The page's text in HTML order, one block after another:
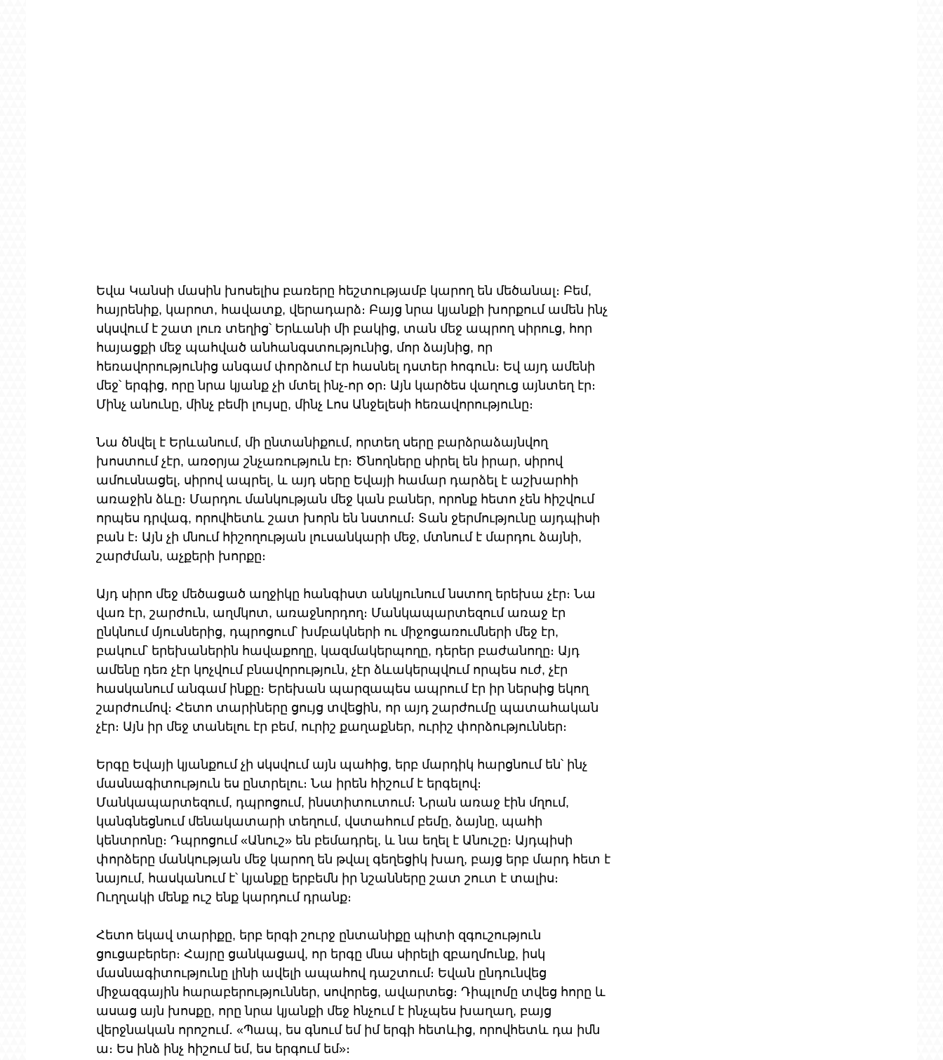
Եվա Կանսի մասին խոսելիս բառերը հեշտությամբ կարող են մեծանալ։ Բեմ,
հայրենիք, կարոտ, հավատք, վերադարձ։ Բայց նրա կյանքի խորքում ամեն ինչ
սկսվում է շատ լուռ տեղից՝ Երևանի մի բակից, տան մեջ ապրող սիրուց, հոր
հայացքի մեջ պահված անհանգստությունից, մոր ձայնից, որ
հեռավորությունից անգամ փորձում էր հասնել դստեր հոգուն։ Եվ այդ ամենի
մեջ՝ երգից, որը նրա կյանք չի մտել ինչ-որ օր։ Այն կարծես վաղուց այնտեղ էր։
Մինչ անունը, մինչ բեմի լույսը, մինչ Լոս Անջելեսի հեռավորությունը։
Նա ծնվել է Երևանում, մի ընտանիքում, որտեղ սերը բարձրաձայնվող
խոստում չէր, առօրյա շնչառություն էր։ Ծնողները սիրել են իրար, սիրով
ամուսնացել, սիրով ապրել, և այդ սերը Եվայի համար դարձել է աշխարհի
առաջին ձևը։ Մարդու մանկության մեջ կան բաներ, որոնք հետո չեն հիշվում
որպես դրվագ, որովհետև շատ խորն են նստում։ Տան ջերմությունը այդպիսի
բան է։ Այն չի մնում հիշողության լուսանկարի մեջ, մտնում է մարդու ձայնի,
շարժման, աչքերի խորքը։
Այդ սիրո մեջ մեծացած աղջիկը հանգիստ անկյունում նստող երեխա չէր։ Նա
վառ էր, շարժուն, աղմկոտ, առաջնորդող։ Մանկապարտեզում առաջ էր
ընկնում մյուսներից, դպրոցում՝ խմբակների ու միջոցառումների մեջ էր,
բակում՝ երեխաներին հավաքողը, կազմակերպողը, դերեր բաժանողը։ Այդ
ամենը դեռ չէր կոչվում բնավորություն, չէր ձևակերպվում որպես ուժ, չէր
հասկանում անգամ ինքը։ Երեխան պարզապես ապրում էր իր ներսից եկող
շարժումով։ Հետո տարիները ցույց տվեցին, որ այդ շարժումը պատահական
չէր։ Այն իր մեջ տանելու էր բեմ, ուրիշ քաղաքներ, ուրիշ փորձություններ։
Երգը Եվայի կյանքում չի սկսվում այն պահից, երբ մարդիկ հարցնում են՝ ինչ
մասնագիտություն ես ընտրելու։ Նա իրեն հիշում է երգելով։
Մանկապարտեզում, դպրոցում, ինստիտուտում։ Նրան առաջ էին մղում,
կանգնեցնում մենակատարի տեղում, վստահում բեմը, ձայնը, պահի
կենտրոնը։ Դպրոցում «Անուշ» են բեմադրել, և նա եղել է Անուշը։ Այդպիսի
փորձերը մանկության մեջ կարող են թվալ գեղեցիկ խաղ, բայց երբ մարդ հետ է
նայում, հասկանում է՝ կյանքը երբեմն իր նշանները շատ շուտ է տալիս։
Ուղղակի մենք ուշ ենք կարդում դրանք։
Հետո եկավ տարիքը, երբ երգի շուրջ ընտանիքը պիտի զգուշություն
ցուցաբերեր։ Հայրը ցանկացավ, որ երգը մնա սիրելի զբաղմունք, իսկ
մասնագիտությունը լինի ավելի ապահով դաշտում։ Եվան ընդունվեց
միջազգային հարաբերություններ, սովորեց, ավարտեց։ Դիպլոմը տվեց հորը և
ասաց այն խոսքը, որը նրա կյանքի մեջ հնչում է ինչպես խաղաղ, բայց
վերջնական որոշում․ «Պապ, ես գնում եմ իմ երգի հետևից, որովհետև դա իմն
ա։ Ես ինձ ինչ հիշում եմ, ես երգում եմ»։